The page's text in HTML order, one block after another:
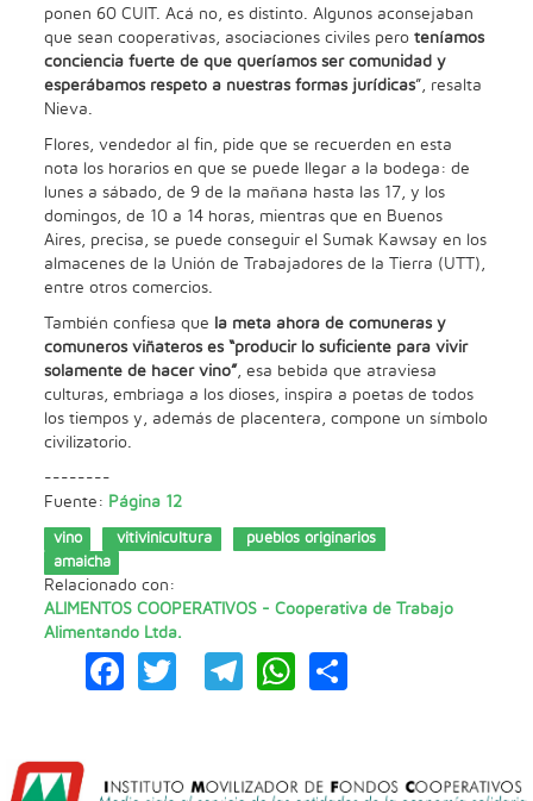
ponen 60 CUIT. Acá no, es distinto. Algunos aconsejaban
que sean cooperativas, asociaciones civiles peroteníamos
conciencia fuerte de que queríamos ser comunidad y
esperábamos respeto a nuestras formas jurídicas”, resalta
Nieva.
Flores, vendedor al fin, pide que se recuerden en esta
nota los horarios en que se puede llegar a la bodega: de
lunes a sábado, de 9 de la mañana hasta las 17, y los
domingos, de 10 a 14 horas, mientras que en Buenos
Aires, precisa, se puede conseguir el Sumak Kawsay en los
almacenes de la Unión de Trabajadores de la Tierra (UTT),
entre otros comercios.
También confiesa que
la meta ahora de comuneras y
comuneros viñateros es “producir lo suficiente para vivir
solamente de hacer vino”, esa bebida que atraviesa
culturas, embriaga a los dioses, inspira a poetas de todos
los tiempos y, además de placentera, compone un símbolo
civilizatorio.
--------
Fuente: Página 12
vino vitivinicultura
pueblos originarios
amaicha
Relacionado con:
ALIMENTOS COOPERATIVOS - Cooperativa de Trabajo
Alimentando Ltda.
Facebook
TwitterTelegram
WhatsApp